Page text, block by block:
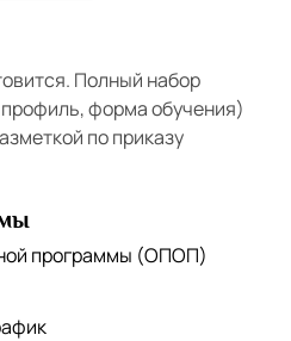
Полный набор
форма обучения)
по приказу
программы (ОПОП)